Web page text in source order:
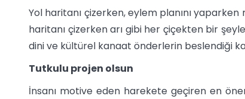
Yol haritanı çizerken, eylem planını
haritanı çizerken arı gibi her çiçekten bir
dini ve kültürel kanaat önderlerin beslendiği
Tutkulu projen olsun
İnsanı motive eden harekete geçiren en